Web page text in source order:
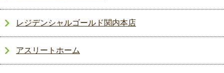
レジデンシャルゴールド関内本店
アスリートホーム